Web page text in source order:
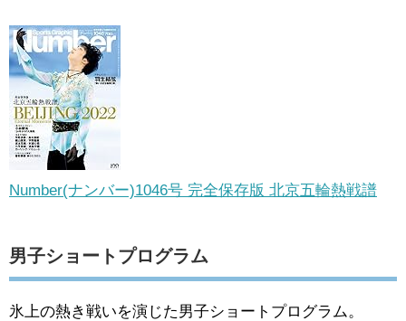
Number(ナンバー)1046号 完全保存版 北京五輪熱戦譜
男子ショートプログラム
氷上の熱き戦いを演じた男子ショートプログラム。